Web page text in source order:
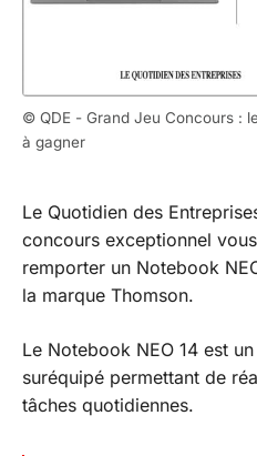
© QDE - Grand Jeu Concours :
à gagner
Le Quotidien des
concours exceptionnel
remporter un Notebook
la marque Thomson.
Le Notebook NEO 14 est
suréquipé permettant de
tâches quotidiennes.